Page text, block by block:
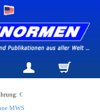
€
MWS